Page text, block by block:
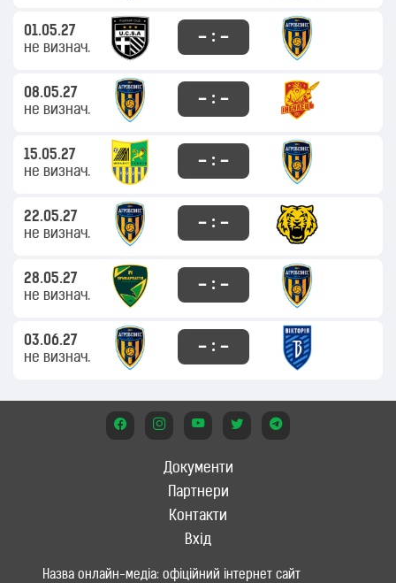
01.05.27
не визнач.
– : –
08.05.27
не визнач.
– : –
15.05.27
не визнач.
– : –
22.05.27
не визнач.
– : –
28.05.27
не визнач.
– : –
03.06.27
не визнач.
– : –
Документи
Партнери
Контакти
Вхід
Назва онлайн-медіа: офіційний інтернет сайт